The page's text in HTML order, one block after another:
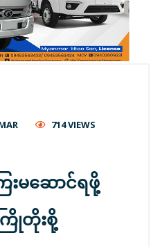
714 VIEWS
မဆောင်ရဖို့
ြိုတိုးစို့